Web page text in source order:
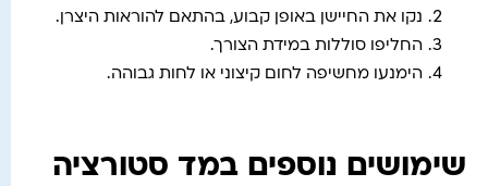
נקו את החיישן באופן קבוע, בהתאם להוראות היצרן.
החליפו סוללות במידת הצורך.
הימנעו מחשיפה לחום קיצוני או לחות גבוהה.
שימושים נוספים במד סטורציה